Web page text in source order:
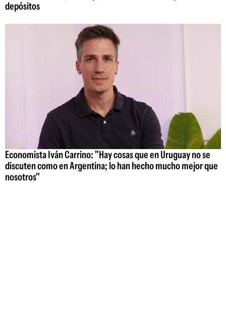
depósitos
Economista Iván Carrino: "Hay cosas que en Uruguay no se
discuten como en Argentina; lo han hecho mucho mejor que
nosotros"